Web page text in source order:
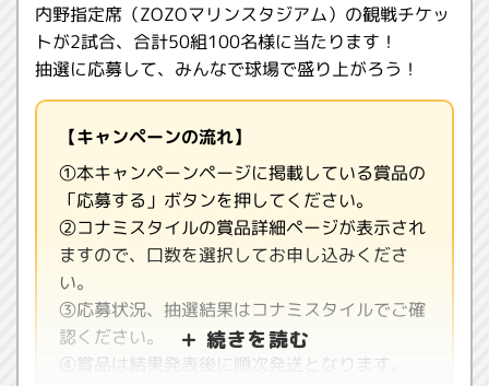
内野指定席（ZOZOマリンスタジアム）の観戦チケッ
トが2試合、合計50組100名様に当たります！
抽選に応募して、みんなで球場で盛り上がろう！
【キャンペーンの流れ】
①本キャンペーンページに掲載している賞品の
「応募する」ボタンを押してください。
②コナミスタイルの賞品詳細ページが表示され
ますので、口数を選択してお申し込みくださ
い。
③応募状況、抽選結果はコナミスタイルでご確
認ください。
④賞品は結果発表後に順次発送となります。